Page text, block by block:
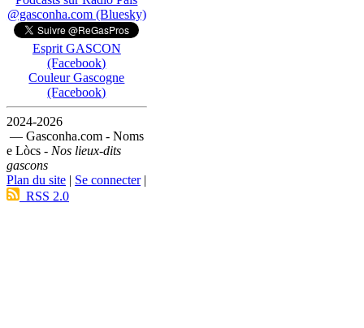
@gasconha.com (Bluesky)
Esprit GASCON
(Facebook)
Couleur Gascogne
(Facebook)
2024-2026
— Gasconha.com - Noms
e Lòcs - Nos lieux-dits
gascons
Plan du site | Se connecter|
RSS 2.0